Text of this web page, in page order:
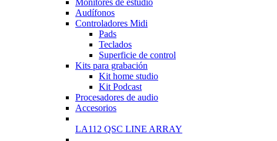
Monitores de estudio
Audífonos
Controladores Midi
Pads
Teclados
Superficie de control
Kits para grabación
Kit home studio
Kit Podcast
Procesadores de audio
Accesorios
LA112 QSC LINE ARRAY